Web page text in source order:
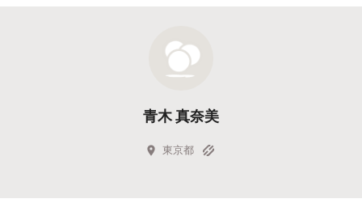
青木 真奈美
東京都